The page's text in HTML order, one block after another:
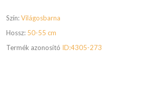
Szín:Világosbarna
Hossz: 50-55 cm
Termék azonosító ID:4305-273